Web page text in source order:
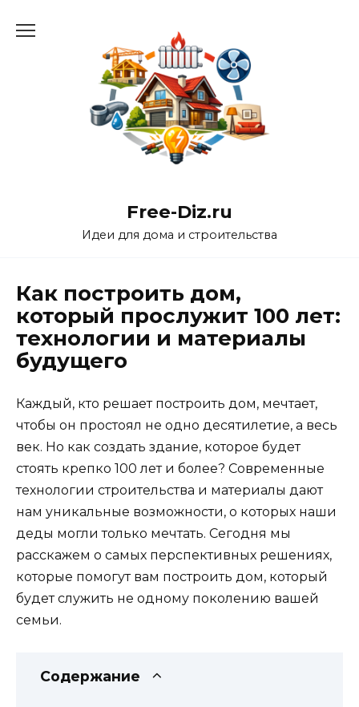
Free-Diz.ru
Идеи для дома и строительства
Как построить дом,
который прослужит 100 лет:
технологии и материалы
будущего
Каждый, кто решает построить дом, мечтает,
чтобы он простоял не одно десятилетие, а весь
век. Но как создать здание, которое будет
стоять крепко 100 лет и более? Современные
технологии строительства и материалы дают
нам уникальные возможности, о которых наши
деды могли только мечтать. Сегодня мы
расскажем о самых перспективных решениях,
которые помогут вам построить дом, который
будет служить не одному поколению вашей
семьи.
Содержание